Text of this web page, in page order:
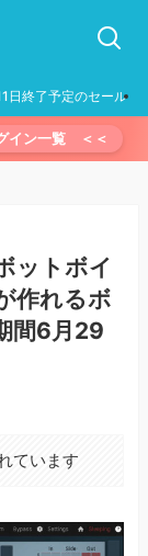
日終了予定のセール
イン一覧 ＜＜
ットボイ
作れるボ
間6月29
ています